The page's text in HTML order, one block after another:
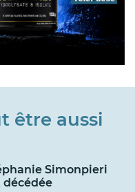
être aussi
Simonpieri
décédée